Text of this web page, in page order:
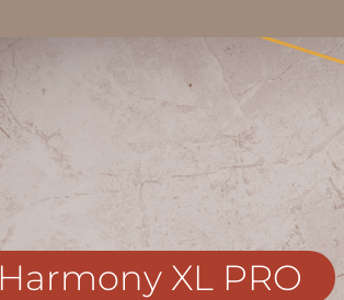
Harmony XL PRO